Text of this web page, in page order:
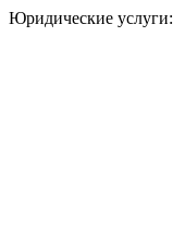
Юридические услуги: